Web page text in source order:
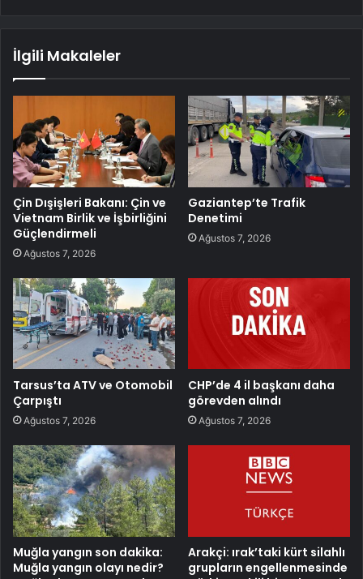
İlgili Makaleler
Çin Dışişleri Bakanı: Çin ve
Vietnam Birlik ve İşbirliğini
Güçlendirmeli
Ağustos 7, 2026
Gaziantep’te Trafik
Denetimi
Ağustos 7, 2026
Tarsus’ta ATV ve Otomobil
Çarpıştı
Ağustos 7, 2026
CHP’de 4 il başkanı daha
görevden alındı
Ağustos 7, 2026
Muğla yangın son dakika:
Muğla yangın olayı nedir?
Arakçi: ırak’taki kürt silahlı
grupların engellenmesinde